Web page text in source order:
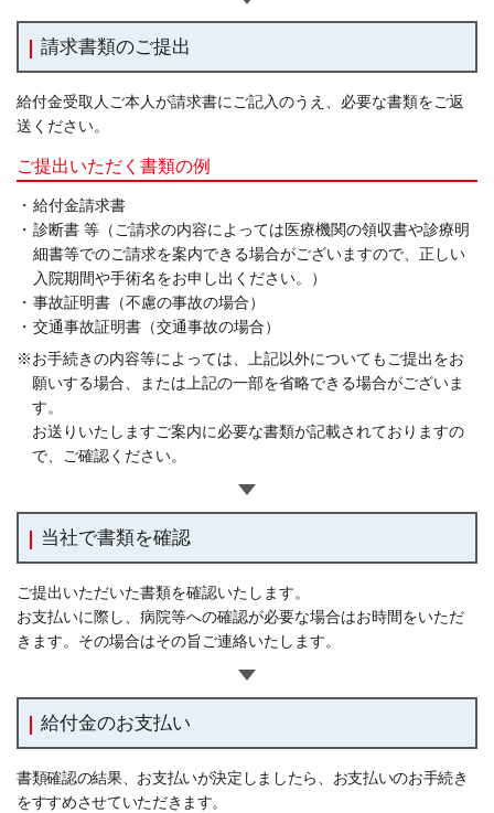
請求書類のご提出
給付金受取人ご本人が請求書にご記入のうえ、必要な書類をご返
送ください。
ご提出いただく書類の例
・ 給付金請求書
・ 診断書 等（ご請求の内容によっては医療機関の領収書や診療明
細書等でのご請求を案内できる場合がございますので、正しい
入院期間や手術名をお申し出ください。）
・ 事故証明書（不慮の事故の場合）
・ 交通事故証明書（交通事故の場合）
※お手続きの内容等によっては、上記以外についてもご提出をお
願いする場合、または上記の一部を省略できる場合がございま
す。
お送りいたしますご案内に必要な書類が記載されておりますの
で、ご確認ください。
当社で書類を確認
ご提出いただいた書類を確認いたします。
お支払いに際し、病院等への確認が必要な場合はお時間をいただ
きます。その場合はその旨ご連絡いたします。
給付金のお支払い
書類確認の結果、お支払いが決定しましたら、お支払いのお手続き
をすすめさせていただきます。